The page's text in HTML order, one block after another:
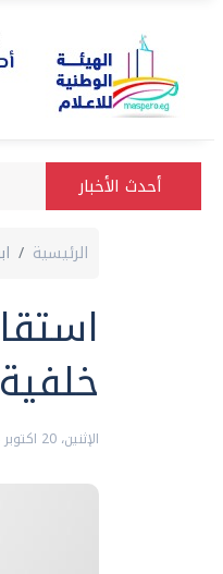
أحدث الأخبار
الرئيسية
الإثنين، 20 اكتوبر 2014 10:10 ص